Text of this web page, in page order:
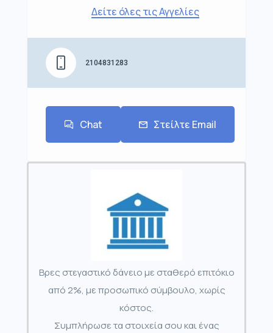
Δείτε όλες τις Αγγελίες
2104831283
Chat Στείλτε Email
Βρες στεγαστικό δάνειο με σταθερό επιτόκιο
από 2%, με προσωπικό σύμβουλο, χωρίς
κόστος.
Συμπλήρωσε τα στοιχεία σου και ένας